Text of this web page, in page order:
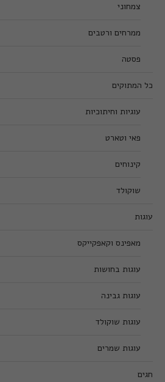
צמחוני
ממרחים ורטבים
פסטה
כל המתוקים
עוגיות וחיתוכיות
פאי וטארט
קינוחים
שוקולד
עוגות
מאפינס וקאפקייקס
עוגות בחושות
עוגות גבינה
עוגות שוקולד
עוגות שמרים
חגים